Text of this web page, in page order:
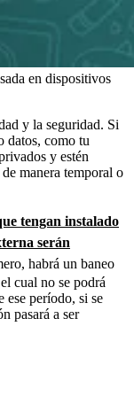
en dispositivos
y la seguridad. Si
datos, como tu
y estén
manera temporal o
tengan instalado
serán
habrá un baneo
cual no se podrá
ese período, si se
pasará a ser